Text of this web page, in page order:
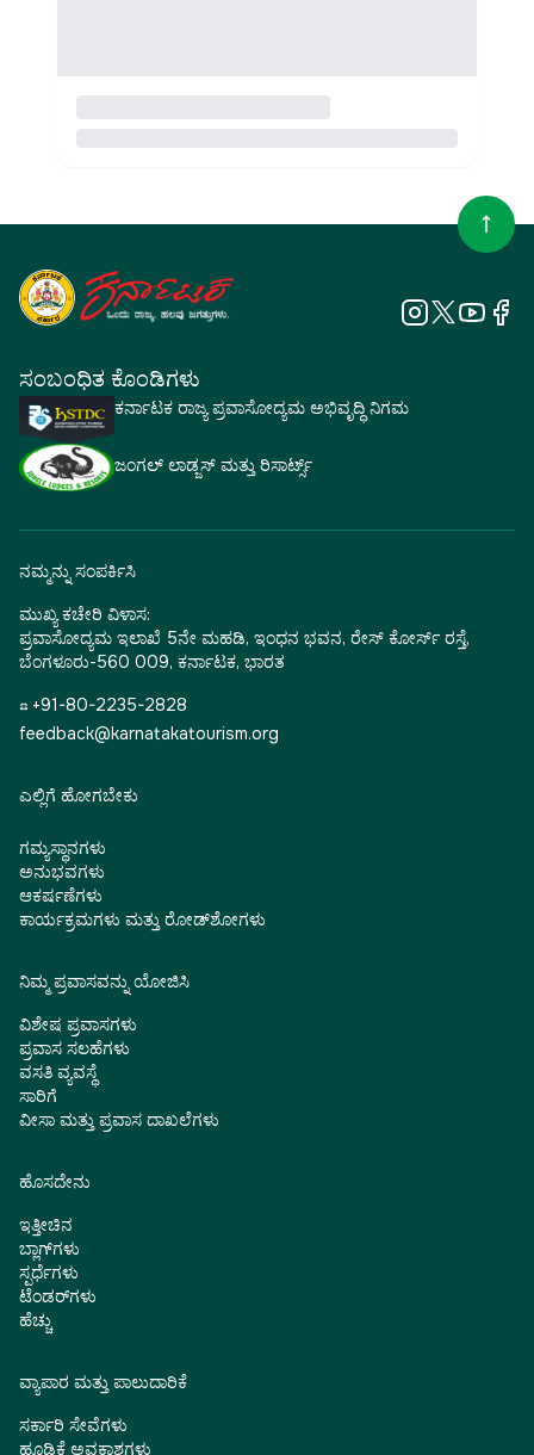
ಸಂಬಂಧಿತ ಕೊಂಡಿಗಳು
ಕರ್ನಾಟಕ ರಾಜ್ಯ ಪ್ರವಾಸೋದ್ಯಮ ಅಭಿವೃದ್ಧಿ ನಿಗಮ
ಜಂಗಲ್ ಲಾಡ್ಜಸ್ ಮತ್ತು ರಿಸಾರ್ಟ್ಸ್
ನಮ್ಮನ್ನು ಸಂಪರ್ಕಿಸಿ
ಮುಖ್ಯ ಕಚೇರಿ ವಿಳಾಸ:
ಪ್ರವಾಸೋದ್ಯಮ ಇಲಾಖೆ 5ನೇ ಮಹಡಿ, ಇಂಧನ ಭವನ, ರೇಸ್ ಕೋರ್ಸ್ ರಸ್ತೆ,
ಬೆಂಗಳೂರು-560 009, ಕರ್ನಾಟಕ, ಭಾರತ
☎ +91-80-2235-2828
feedback@karnatakatourism.org
ಎಲ್ಲಿಗೆ ಹೋಗಬೇಕು
ಗಮ್ಯಸ್ಥಾನಗಳು
ಅನುಭವಗಳು
ಆಕರ್ಷಣೆಗಳು
ಕಾರ್ಯಕ್ರಮಗಳು ಮತ್ತು ರೋಡ್‌ಶೋಗಳು
ನಿಮ್ಮ ಪ್ರವಾಸವನ್ನು ಯೋಜಿಸಿ
ವಿಶೇಷ ಪ್ರವಾಸಗಳು
ಪ್ರವಾಸ ಸಲಹೆಗಳು
ವಸತಿ ವ್ಯವಸ್ಥೆ
ಸಾರಿಗೆ
ವೀಸಾ ಮತ್ತು ಪ್ರವಾಸ ದಾಖಲೆಗಳು
ಹೊಸದೇನು
ಇತ್ತೀಚಿನ
ಬ್ಲಾಗ್‌ಗಳು
ಸ್ಪರ್ಧೆಗಳು
ಟೆಂಡರ್‌ಗಳು
ಹೆಚ್ಚು
ವ್ಯಾಪಾರ ಮತ್ತು ಪಾಲುದಾರಿಕೆ
ಸರ್ಕಾರಿ ಸೇವೆಗಳು
ಹೂಡಿಕೆ ಅವಕಾಶಗಳು